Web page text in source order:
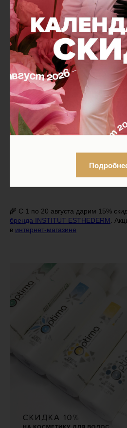
🌾 С 1 по 20 августа дарим 15%
бренда INSTITUT ESTHEDERM .
в интернет-магазине